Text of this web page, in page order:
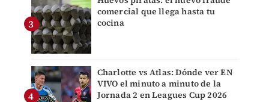
comercial que llega hasta tu
cocina
Charlotte vs Atlas: Dónde ver EN
VIVO el minuto a minuto de la
Jornada 2 en Leagues Cup 2026